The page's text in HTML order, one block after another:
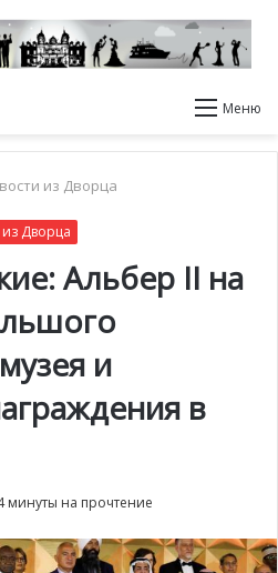
Меню
из Дворца
Дворца
Альбер II на
и
в
минуты на прочтение